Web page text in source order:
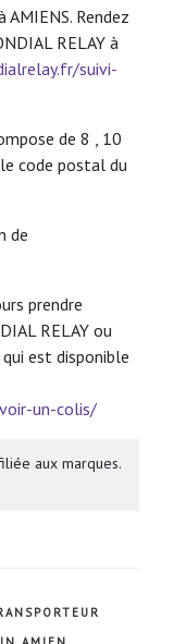
AMIENS. Rendez
RELAY à
suivi-
de 8 , 10
code postal du
de
prendre
RELAY ou
est disponible
un-colis/
aux marques.